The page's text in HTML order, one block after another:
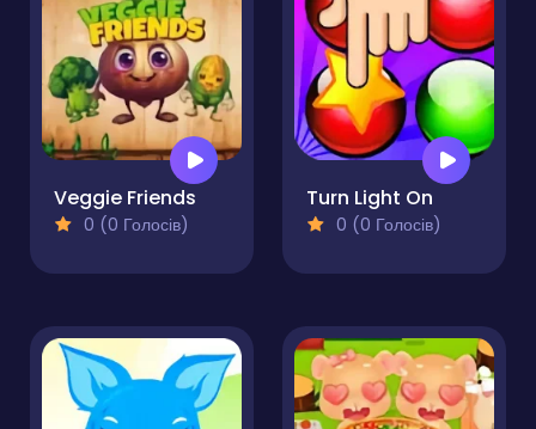
Veggie Friends
0 (0 Голосів)
Turn Light On
0 (0 Голосів)